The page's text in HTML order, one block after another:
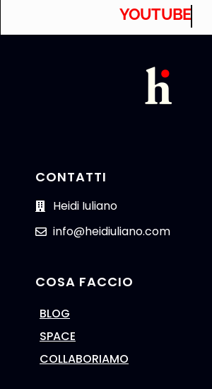
YOUTUBE
CONTATTI
Heidi Iuliano
info@heidiuliano.com
COSA FACCIO
BLOG
SPACE
COLLABORIAMO